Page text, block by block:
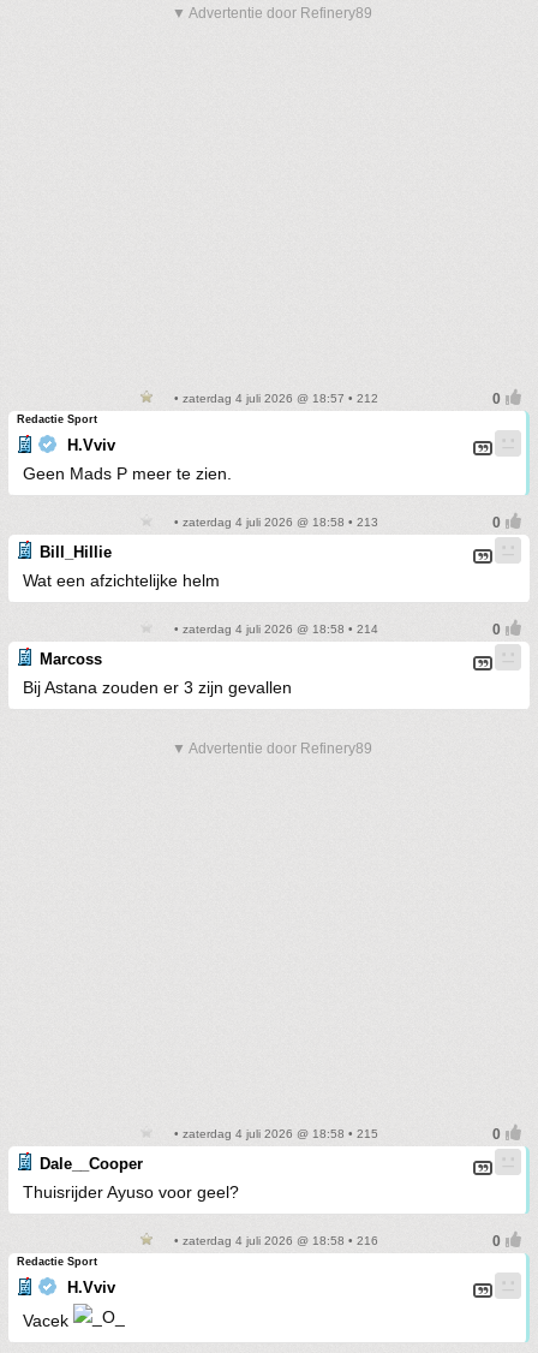
▼ Advertentie door Refinery89
• zaterdag 4 juli 2026 @ 18:57 • 212
Redactie Sport
H.Vviv
Geen Mads P meer te zien.
• zaterdag 4 juli 2026 @ 18:58 • 213
Bill_Hillie
Wat een afzichtelijke helm
• zaterdag 4 juli 2026 @ 18:58 • 214
Marcoss
Bij Astana zouden er 3 zijn gevallen
▼ Advertentie door Refinery89
• zaterdag 4 juli 2026 @ 18:58 • 215
Dale__Cooper
Thuisrijder Ayuso voor geel?
• zaterdag 4 juli 2026 @ 18:58 • 216
Redactie Sport
H.Vviv
Vacek